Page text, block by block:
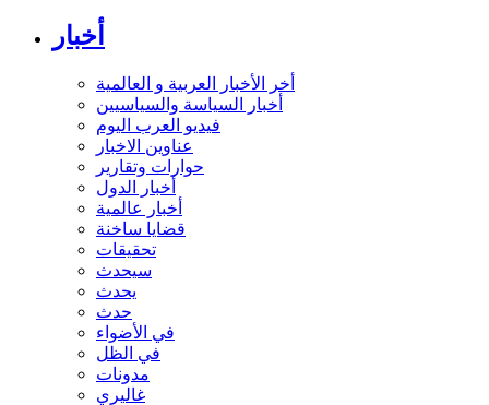
أخبار
أخر الأخبار العربية و العالمية
أخبار السياسة والسياسيين
فيديو العرب اليوم
عناوين الاخبار
حوارات وتقارير
أخبار الدول
أخبار عالمية
قضايا ساخنة
تحقيقات
سيحدث
يحدث
حدث
في الأضواء
في الظل
مدونات
غاليري